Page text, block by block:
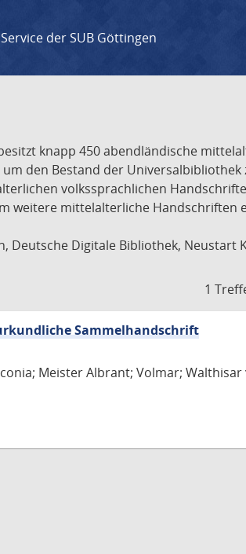
der SUB Göttingen
knapp 450 abendländische
den Bestand der
volkssprachlichen
weitere mittelalterliche Handschriften
Deutsche Digitale Bibliothek, Neustart
1
Sammelhandschrift
Meister Albrant; Volmar;